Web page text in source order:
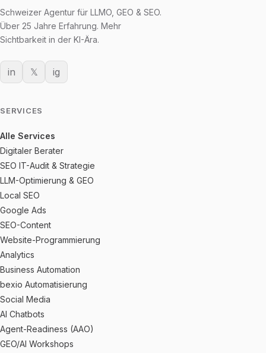
Schweizer Agentur für LLMO, GEO & SEO.
Über 25 Jahre Erfahrung. Mehr
Sichtbarkeit in der KI-Ära.
in 𝕏 ig
SERVICES
Alle Services
Digitaler Berater
SEO IT-Audit & Strategie
LLM-Optimierung & GEO
Local SEO
Google Ads
SEO-Content
Website-Programmierung
Analytics
Business Automation
bexio Automatisierung
Social Media
AI Chatbots
Agent-Readiness (AAO)
GEO/AI Workshops